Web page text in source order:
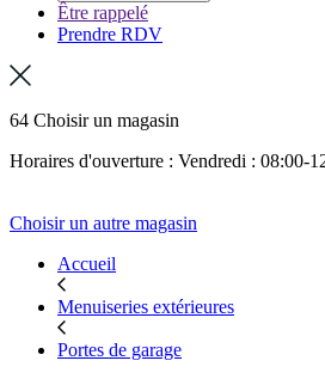
Être rappelé
Prendre RDV
64 Choisir un magasin
Horaires d'ouverture : Vendredi : 08:00-
Choisir un autre magasin
Accueil
Menuiseries extérieures
Portes de garage